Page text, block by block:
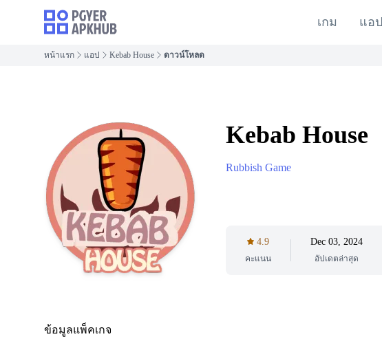
เกม แอป
หน้าแรก แอป Kebab House ดาวน์โหลด
Kebab House
Rubbish Game
4.9
คะแนน
Dec 03, 2024
อัปเดตล่าสุด
ข้อมูลแพ็คเกจ